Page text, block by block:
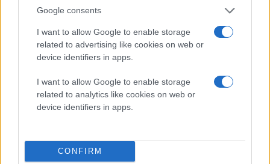
Google consents
I want to allow Google to enable storage
related to advertising like cookies on web or
device identifiers in apps.
I want to allow Google to enable storage
related to analytics like cookies on web or
device identifiers in apps.
CONFIRM
Οργανισμό Πυρηνικών Ερευνών (CERN).
Οι συμμετοχές θα γίνονται δεκτές μέχρι τις 30
Μαρτίου· οι φιναλίστ θα ανακοινωθούν το Μάιο και οι
πληροφορίες ή αν θέλετε να λάβετε μέρος στο
διαγωνισμό δείτεεδώ .